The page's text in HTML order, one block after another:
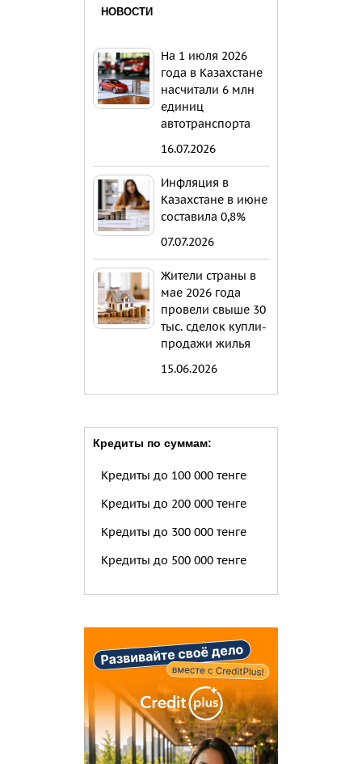
НОВОСТИ
На 1 июля 2026
года в Казахстане
насчитали 6 млн
единиц
автотранспорта
16.07.2026
Инфляция в
Казахстане в июне
составила 0,8%
07.07.2026
Жители страны в
мае 2026 года
провели свыше 30
тыс. сделок купли-
продажи жилья
15.06.2026
Кредиты по суммам:
Кредиты до 100 000 тенге
Кредиты до 200 000 тенге
Кредиты до 300 000 тенге
Кредиты до 500 000 тенге